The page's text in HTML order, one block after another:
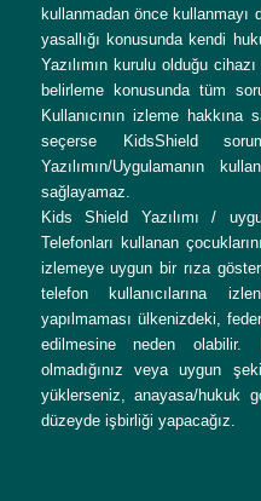
kullanmadan önce kullanmayı
yasallığı konusunda kendi
Yazılımın kurulu olduğu
belirleme konusunda tüm
Kullanıcının izleme hakkına
seçerse KidsShield
Yazılımın/Uygulamanın
sağlayamaz.
Kids Shield Yazılımı /
Telefonları kullanan
izlemeye uygun bir rıza
telefon kullanıcılarına
yapılmaması ülkenizdeki,
edilmesine neden olabilir.
olmadığınız veya uygun
yüklerseniz, anayasa/hukuk
düzeyde işbirliği yapacağız.